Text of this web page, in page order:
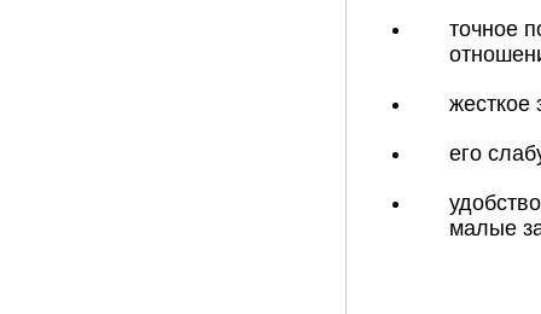
точное
жесткое
его
малые